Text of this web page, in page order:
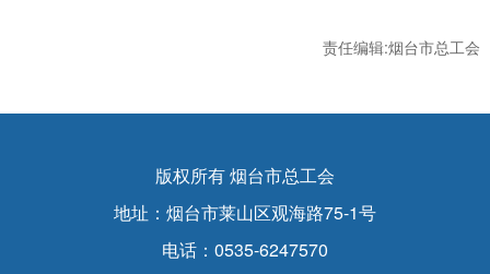
责任编辑:烟台市总工会
版权所有 烟台市总工会
地址：烟台市莱山区观海路75-1号
电话：0535-6247570